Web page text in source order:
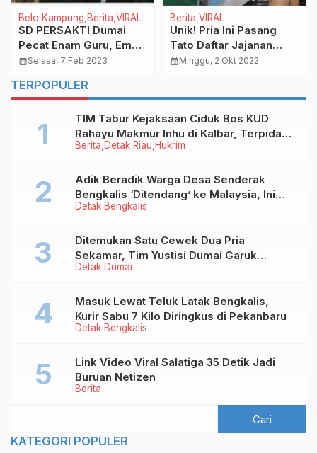
Belo Kampung Berita VIRAL
SD PERSAKTI Dumai
Pecat Enam Guru, Emak
– Emak Berdemo di
calendar_monthSelasa, 7 Feb 2023
Berita VIRAL
Unik! Pria Ini Pasang
Tato Daftar Jajanan
Dekat Lengan, Ada
calendar_monthMinggu, 2 Okt 2022
TERPOPULER
Berita Detak Riau Hukrim
TIM Tabur Kejaksaan Ciduk Bos KUD
Rahayu Makmur Inhu di Kalbar, Terpidana
Kredit Fiktif Rp2,8 M
Detak Bengkalis
Adik Beradik Warga Desa Senderak
Bengkalis ‘Ditendang’ ke Malaysia, Ini
Sebabnya!
Detak Dumai
Ditemukan Satu Cewek Dua Pria
Sekamar, Tim Yustisi Dumai Garuk
Puluhan Pasangan Mesum
Detak Bengkalis
Masuk Lewat Teluk Latak Bengkalis,
Kurir Sabu 7 Kilo Diringkus di Pekanbaru
Berita
Link Video Viral Salatiga 35 Detik Jadi
Buruan Netizen
KATEGORI POPULER